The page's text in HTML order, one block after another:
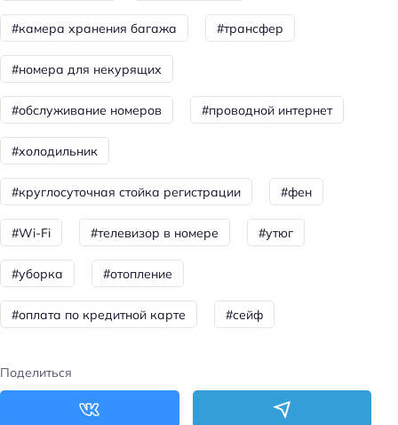
Лифт
Питание: завтрак (шведский стол)
Способ оплаты: оплата картой
Способ оплаты: наличными
Способ оплаты: банковским переводом
Цена номера (ночь): 1800–4400 ₽/ночь
Доступность
Доступность входа на инвалидной коляске:
недоступно
Главное
Оплата картой
#камера хранения багажа #трансфер
#номера для некурящих
#обслуживание номеров #проводной интернет
#холодильник
#круглосуточная стойка регистрации #фен
#Wi-Fi #телевизор в номере #утюг
#уборка #отопление
#оплата по кредитной карте #сейф
Поделиться